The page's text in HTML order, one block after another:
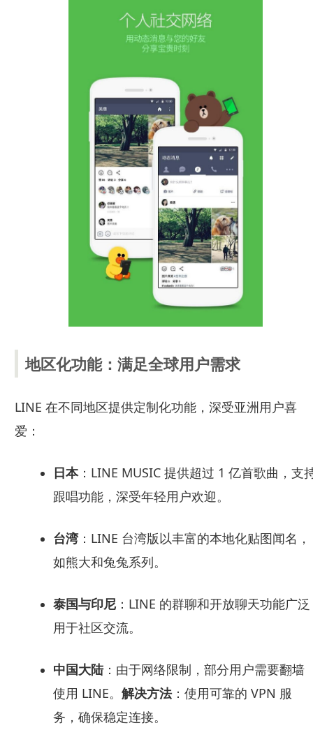
地区化功能：满足全球用户需求
LINE 在不同地区提供定制化功能，深受亚洲用户喜
爱：
日本：LINE MUSIC 提供超过 1 亿首歌曲，支
跟唱功能，深受年轻用户欢迎。
台湾：LINE 台湾版以丰富的本地化贴图闻名，
如熊大和兔兔系列。
泰国与印尼：LINE 的群聊和开放聊天功能广泛
用于社区交流。
中国大陆：由于网络限制，部分用户需要翻墙
使用 LINE。 解决方法：使用可靠的 VPN 服
务，确保稳定连接。